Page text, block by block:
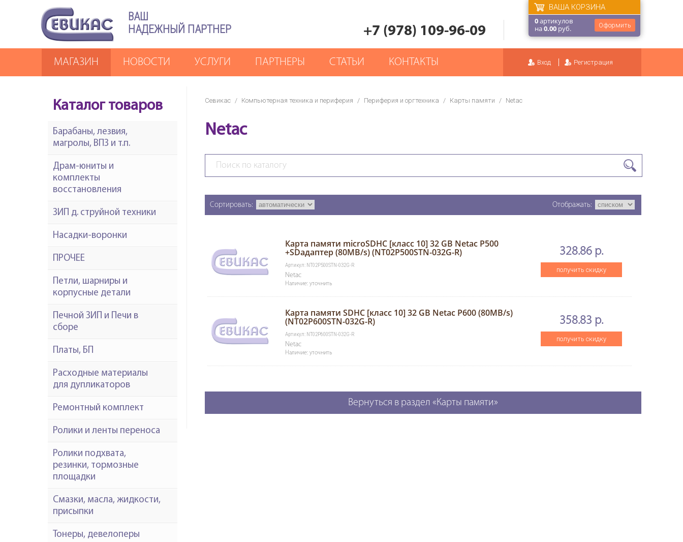
ВАШ
НАДЕЖНЫЙ ПАРТНЕР
+7 (978) 109-96-09 Оформить
ВАША КОРЗИНА
0артикулов
на0.00 руб.
Вход Регистрация
МАГАЗИН НОВОСТИ УСЛУГИ ПАРТНЕРЫ СТАТЬИ КОНТАКТЫ
Севикас / Компьютерная техника и периферия / Периферия и оргтехника / Карты памяти / Netac
Netac
Сортировать: Отображать:
Карта памяти microSDHC [класс 10] 32 GB Netac P500
+SDадаптер (80MB/s) (NT02P500STN-032G-R)
Артикул: NT02P500STN-032G-R
Netac
Наличие: уточнить
328.86 р.
получить скидку
Карта памяти SDHC [класс 10] 32 GB Netac P600 (80MB/s)
(NT02P600STN-032G-R)
Артикул: NT02P600STN-032G-R
Netac
Наличие: уточнить
358.83 р.
получить скидку
Вернуться в раздел «Карты памяти»
Каталог товаров
Барабаны, лезвия,
магролы, ВПЗ и т.п.
Драм-юниты и
комплекты
восстановления
ЗИП д. струйной техники
Насадки-воронки
ПРОЧЕЕ
Петли, шарниры и
корпусные детали
Печной ЗИП и Печи в
сборе
Платы, БП
Расходные материалы
для дупликаторов
Ремонтный комплект
Ролики и ленты переноса
Ролики подхвата,
резинки, тормозные
площадки
Смазки, масла, жидкости,
присыпки
Тонеры, девелоперы